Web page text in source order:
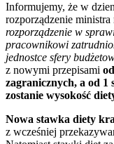
Informujemy, że w
rozporządzenie
rozporządzenie w
pracownikowi
jednostce sfery
z nowymi przepisami
zagranicznych, a od 1
zostanie wysokość
Nowa stawka diety
z wcześniej